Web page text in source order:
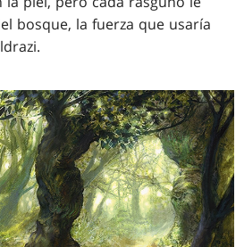
bosque, la fuerza que usaría